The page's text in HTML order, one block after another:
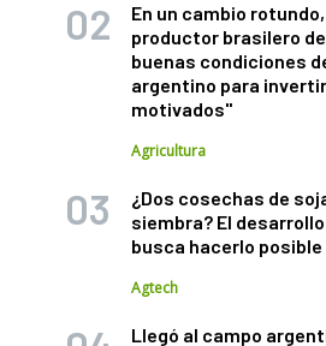
En un cambio
productor brasilero
buenas condiciones
argentino para
motivados"
Agricultura
¿Dos cosechas de
siembra? El
busca hacerlo posible
Agtech
Llegó al campo